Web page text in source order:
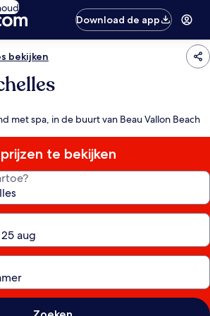
Download de app
bekijken
met spa, in de buurt van Beau Vallon Beach
te bekijken